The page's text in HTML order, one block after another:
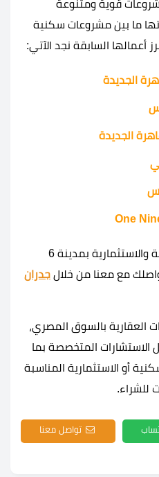
قوية ومتنوعة
ما بين مشروعات سكنية
أعمالها السابقة نجد الآتي:
الجديدة
الجديدة
لمعرفة أفضل الفرص السكنية والاستثمارية بمدينة 6
مع معنا من خلال جدران
بالسوق المصري،
المتخصصة بما
أو الاستثمارية المناسبة
للشراء.
تواصل معنا